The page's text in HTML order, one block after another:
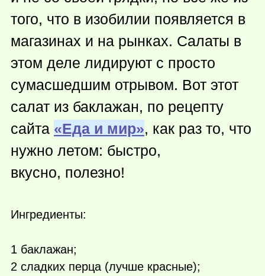
того, что в изобилии появляется в
магазинах и на рынках. Салаты в
этом деле лидируют с просто
сумасшедшим отрывом. Вот этот
салат из баклажан, по рецепту
сайта «Еда и мир», как раз то, что
нужно летом: быстро,
вкусно, полезно!
Ингредиенты:
1 баклажан;
2 сладких перца (лучше красные);